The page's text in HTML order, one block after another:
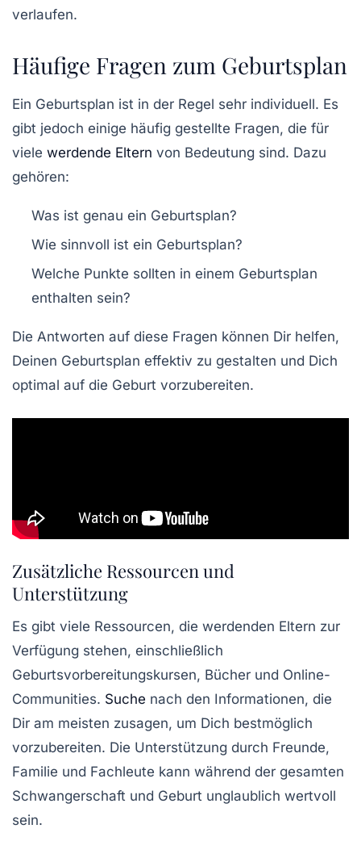
verlaufen.
Häufige Fragen zum Geburtsplan
Ein Geburtsplan ist in der Regel sehr individuell. Es
gibt jedoch einige häufig gestellte Fragen, die für
viele werdende Eltern von Bedeutung sind. Dazu
gehören:
Was ist genau ein Geburtsplan?
Wie sinnvoll ist ein Geburtsplan?
Welche Punkte sollten in einem Geburtsplan
enthalten sein?
Die Antworten auf diese Fragen können Dir helfen,
Deinen Geburtsplan effektiv zu gestalten und Dich
optimal auf die Geburt vorzubereiten.
Zusätzliche Ressourcen und
Unterstützung
Es gibt viele Ressourcen, die werdenden Eltern zur
Verfügung stehen, einschließlich
Geburtsvorbereitungskursen, Bücher und Online-
Communities. Suche nach den Informationen, die
Dir am meisten zusagen, um Dich bestmöglich
vorzubereiten. Die Unterstützung durch Freunde,
Familie und Fachleute kann während der gesamten
Schwangerschaft und Geburt unglaublich wertvoll
sein.